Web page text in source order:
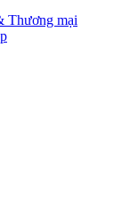
Thương mại